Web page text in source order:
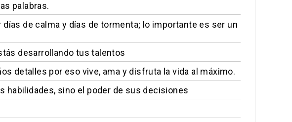
palabras.
días de calma y días de tormenta; lo importante es ser un
desarrollando tus talentos
detalles por eso vive, ama y disfruta la vida al máximo.
habilidades, sino el poder de sus decisiones